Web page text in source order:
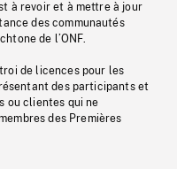
à revoir et à mettre à jour
des communautés
de l’ONF.
de licences pour les
des participants et
ou clientes qui ne
des Premières